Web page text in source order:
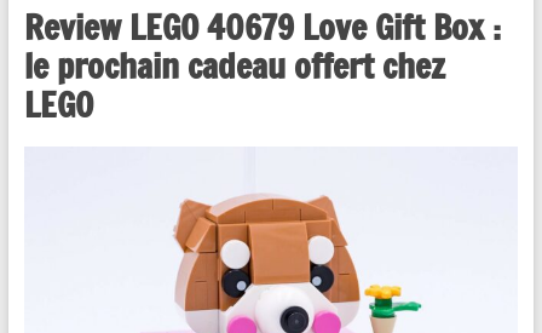
Review LEGO 40679 Love Gift Box :
le prochain cadeau offert chez
LEGO